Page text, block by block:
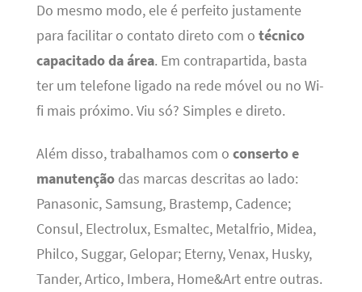
Do mesmo modo, ele é perfeito justamente
para facilitar o contato direto com o técnico
capacitado da área. Em contrapartida, basta
ter um telefone ligado na rede móvel ou no Wi-
fi mais próximo. Viu só? Simples e direto.
Além disso, trabalhamos com o conserto e
manutençãodas marcas descritas ao lado:
Panasonic, Samsung, Brastemp, Cadence;
Consul, Electrolux, Esmaltec, Metalfrio, Midea,
Philco, Suggar, Gelopar; Eterny, Venax, Husky,
Tander, Artico, Imbera, Home&Art entre outras.